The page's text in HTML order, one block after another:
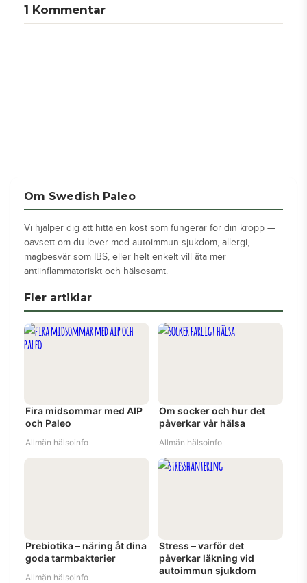
1 Kommentar
Om Swedish Paleo
Vi hjälper dig att hitta en kost som fungerar för din kropp —
oavsett om du lever med autoimmun sjukdom, allergi,
magbesvär som IBS, eller helt enkelt vill äta mer
antiinflammatoriskt och hälsosamt.
Fler artiklar
Fira midsommar med AIP
och Paleo
Allmän hälsoinfo
Om socker och hur det
påverkar vår hälsa
Allmän hälsoinfo
Prebiotika – näring åt dina
goda tarmbakterier
Allmän hälsoinfo
Stress – varför det
påverkar läkning vid
autoimmun sjukdom